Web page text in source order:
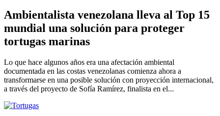
Ambientalista venezolana lleva al Top 15
mundial una solución para proteger
tortugas marinas
Lo que hace algunos años era una afectación ambiental
documentada en las costas venezolanas comienza ahora a
transformarse en una posible solución con proyección internacional,
a través del proyecto de Sofía Ramírez, finalista en el...